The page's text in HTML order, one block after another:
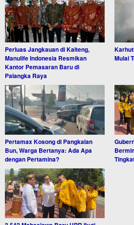
Perluas Jangkauan di Kalteng,
Manulife Indonesia Resmikan
Kantor Pemasaran Baru di
Palangka Raya
Mulai
Pertamax Kosong di Pangkalan
Bun, Warga Bertanya: Ada Apa
dengan Pertamina?